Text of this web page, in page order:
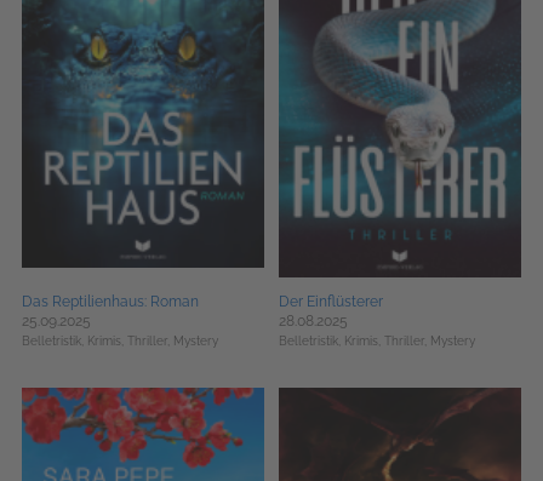
Das Reptilienhaus: Roman
25.09.2025
Belletristik, Krimis, Thriller, Mystery
Der Einflüsterer
28.08.2025
Belletristik, Krimis, Thriller, Mystery